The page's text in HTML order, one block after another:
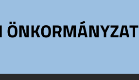
ÖNKORMÁNYZAT